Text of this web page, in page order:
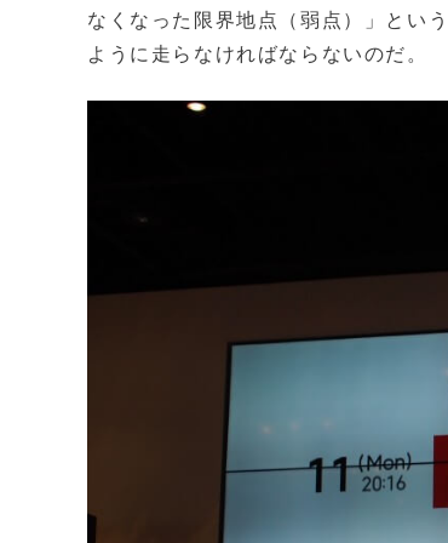
なくなった限界地点（弱点）」とい
ように走らなければならないのだ。